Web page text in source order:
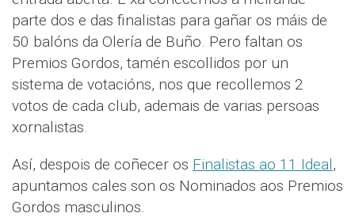
parte dos e das finalistas para gañar os máis de
50 balóns da Olería de Buño. Pero faltan os
Premios Gordos, tamén escollidos por un
sistema de votacións, nos que recollemos 2
votos de cada club, ademais de varias persoas
xornalistas.
Así, despois de coñecer os Finalistas ao 11 Ideal,
apuntamos cales son os Nominados aos Premios
Gordos masculinos.